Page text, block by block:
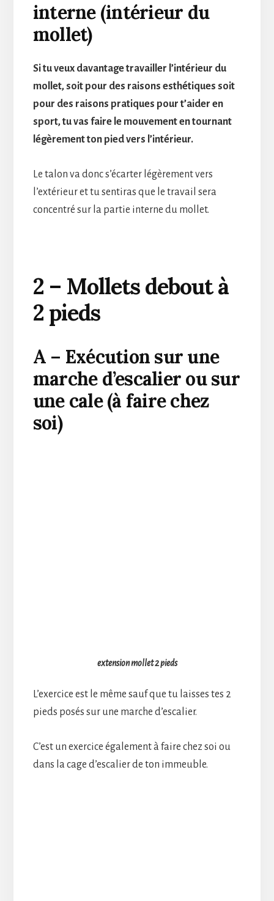
interne (intérieur du
mollet)
Si tu veux davantage travailler l’intérieur du
mollet, soit pour des raisons esthétiques soit
pour des raisons pratiques pour t’aider en
sport, tu vas faire le mouvement en tournant
légèrement ton pied vers l’intérieur.
Le talon va donc s’écarter légèrement vers
l’extérieur et tu sentiras que le travail sera
concentré sur la partie interne du mollet.
2 – Mollets debout à
2 pieds
A – Exécution sur une
marche d’escalier ou sur
une cale (à faire chez
soi)
extension mollet 2 pieds
L’exercice est le même sauf que tu laisses tes 2
pieds posés sur une marche d’escalier.
C’est un exercice également à faire chez soi ou
dans la cage d’escalier de ton immeuble.